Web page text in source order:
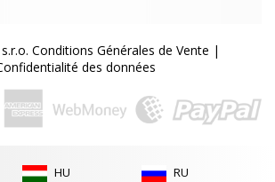
Conditions Générales de Vente |
des données
HU RU